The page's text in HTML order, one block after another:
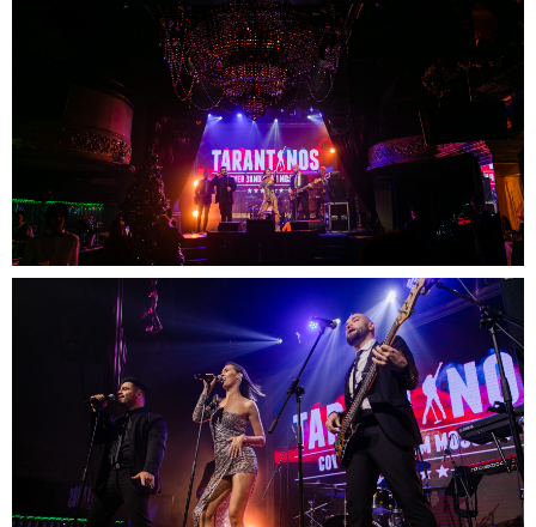
Конфиденциальность
Пользовательское соглашение
1107746288231 ИНН 7731647974
ООО "ПРАУТ ГРУП"
Согласие на обработку персональных данных
Согласие на рекламную рассылку
Название Компании зарегистрированно в Государственном реестре товарных знаков и
знаков обслуживания Российской Федерации 16 мая 2025 г., Свидетельство на
товарный знак (знак обслуживания) №1113815
Разработка сайта
+7 (962) 908 61 21
Портфолио
Услуги
Блог